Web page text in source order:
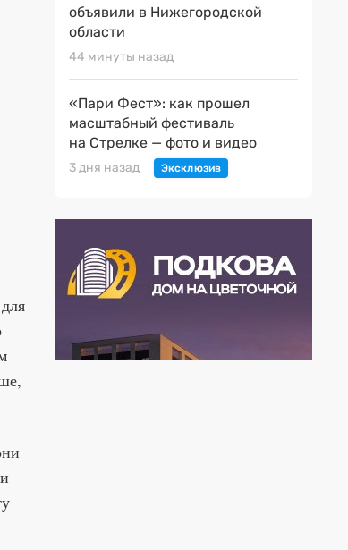
объявили в Нижегородской
области
44 минуты назад
«Пари Фест»: как прошел
масштабный фестиваль
на Стрелке — фото и видео
3 дня назад